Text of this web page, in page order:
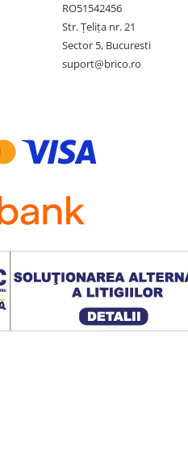
RO51542456
Str. Țelița nr. 21
Sector 5, Bucuresti
suport@brico.ro